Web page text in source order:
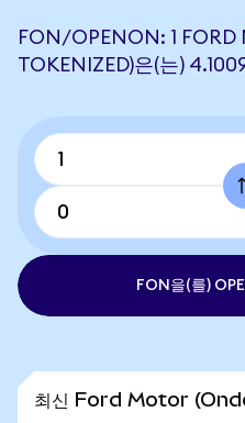
FON/OPENON: 1 FORD
TOKENIZED)은(는)
FON을(를)
최신 Ford Motor